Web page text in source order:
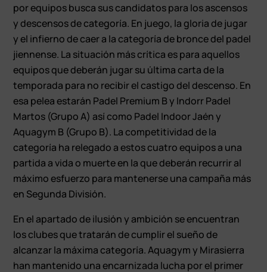
por equipos busca sus candidatos para los ascensos
y descensos de categoría. En juego, la gloria de jugar
y el infierno de caer a la categoría de bronce del padel
jiennense. La situación más crítica es para aquellos
equipos que deberán jugar su última carta de la
temporada para no recibir el castigo del descenso. En
esa pelea estarán Padel Premium B y Indorr Padel
Martos (Grupo A) así como Padel Indoor Jaén y
Aquagym B (Grupo B). La competitividad de la
categoría ha relegado a estos cuatro equipos a una
partida a vida o muerte en la que deberán recurrir al
máximo esfuerzo para mantenerse una campaña más
en Segunda División.
En el apartado de ilusión y ambición se encuentran
los clubes que tratarán de cumplir el sueño de
alcanzar la máxima categoría. Aquagym y Mirasierra
han mantenido una encarnizada lucha por el primer